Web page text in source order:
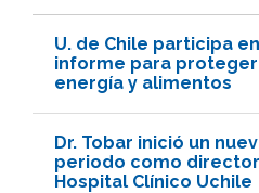
U. de Chile participa en
informe para proteger
energía y alimentos
Dr. Tobar inició un
periodo como
Hospital Clínico Uchile